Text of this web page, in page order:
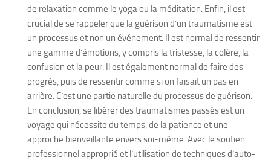
de relaxation comme le yoga ou la méditation. Enfin, il est
crucial de se rappeler que la guérison d’un traumatisme est
un processus et non un événement. Il est normal de ressentir
une gamme d’émotions, y compris la tristesse, la colère, la
confusion et la peur. Il est également normal de faire des
progrès, puis de ressentir comme si on faisait un pas en
arrière. C’est une partie naturelle du processus de guérison.
En conclusion, se libérer des traumatismes passés est un
voyage qui nécessite du temps, de la patience et une
approche bienveillante envers soi-même. Avec le soutien
professionnel approprié et l’utilisation de techniques d’auto-